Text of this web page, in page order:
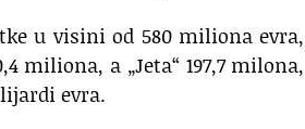
u visini od 580 miliona evra,
miliona, a „Jeta“ 197,7 milona,
evra.